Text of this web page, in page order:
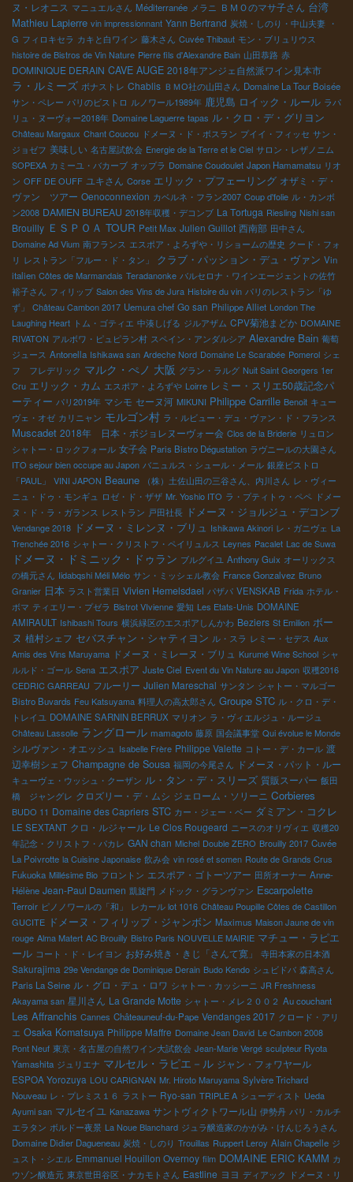
ヌ・レオニス マニュエルさん Méditerranée メラニ ＢＭＯのマサ子さん 台湾
Mathieu Lapierre vin impressionnant Yann Bertrand 炭焼・しのり・中山夫妻 ・
G フィロキセラ カキと白ワイン 藤木さん Cuvée Thibaut モン・ブリュリウス
histoire de Bistros de Vin Nature Pierre fils d'Alexandre Bain 山田恭路 赤
DOMINIQUE DERAIN CAVE AUGE 2018年アンジェ自然派ワイン見本市
ラ・ルミーズ ボナストレ Chablis ＢＭО社の山田さん Domaine La Tour Boisée
サン・ペレー パリのビストロ ルノワール1989年 鹿児島 ロイック・ルール ラパ
リュ・ヌーヴォー2018年 Domaine Laguerre tapas ル・クロ・デ・グリヨン
Château Margaux Chant Coucou ドメーヌ・ド・ボスラン プイイ・フィッセ サン・
ジョゼフ 美味しい 名古屋試飲会 Energie de la Terre et le Ciel サロン・レザノニム
SOPEXA カミーユ・バカーブ オップラ Domaine Coudoulet Japon Hamamatsu リオ
ン OFF DE OUFF ユキさん Corse エリック・プフェーリング オザミ・デ・
ヴァン ツアー Oenoconnexion カベルネ・フラン2007 Coup d'folie ル・カンボ
ン2008 DAMIEN BUREAU 2018年収穫・デコンブ La Tortuga Riesling Nishi san
Brouilly ＥＳＰＯＡ TOUR Petit Max Julien Guillot 西南部 田中さん
Domaine Ad Vium 南フランス エスポア・よろずや・リショームの歴史 クード・フォ
リ レストラン「フルー・ド・タン」 クラブ・パッション・デュ・ヴァン Vin
italien Côtes de Marmandais Teradanonke バルセロナ・ワインエージェントの佐竹
裕子さん フィリップ Salon des Vins de Jura Histoire du vin パリのレストラン「ゆ
ず」
Château Cambon 2017 Uemura chef Go san Philippe Alliet London The
Laughing Heart トム・ゴティエ 中湊しげる ジルアザム CPV菊池まどか DOMAINE
RIVATON アルボワ・ピュピラン村 スペイン・アンダルシア Alexandre Bain 葡萄
ジュース Antonella Ishikawa san Ardeche Nord Domaine Le Scarabée Pomerol シェ
フ フレデリック マルク・ぺノ 大阪 グラン・ラルグ Nuit Saint Georgers 1er
Cru エリック・カム エスポア・よろずや Loirre レミー・スリエ50歳記念パ
ーティー パリ2019年 マシモ セーヌ河 MIKUNI Philippe Carrille Benoit キュー
ヴェ・オゼ カリニャン モルゴン村 ラ・ルビュー・デュ・ヴァン・ド・フランス
Muscadet 2018年 日本・ボジョレヌーヴォー会 Clos de la Briderie リュロン
シャトー・ロックフォール 女子会 Paris Bistro Dégustation ラヴニールの大園さん
ITO sejour bien occupe au Japon バニュルス・シュール・メール 銀座ビストロ
「PAUL」
VINI JAPON Beaune （株）土佐山田の三谷さん、内川さん レ・ヴィー
ニュ・ドゥ・モンギュ ロゼ・ド・ザザ Mr. Yoshio ITO ラ・プティトゥ・ペペ ドメー
ヌ・ド・ラ・ガランス レストラン 戸田社長 ドメーヌ・ジョルジュ・デコンブ
Vendange 2018 ドメーヌ・ミレンヌ・ブリュ Ishikawa Akinori レ・ガニヴェ La
Trenchée 2016 シャトー・クリストフ・ペイリュルス Leynes Pacalet Lac de Suwa
ドメーヌ・ドミニック・ドゥラン ブルグイユ Anthony Guix オーリックス
の橋元さん Iidabqshi Méli Mélo サン・ミッシェル教会 France Gonzalvez Bruno
Granier 日本 ラスト営業日 Vivien Hemelsdael パザパ VENSKAB Frida ホテル・
ボマ ティエリー・プゼラ Bistrot VIvienne 愛知 Les Etats-Unis DOMAINE
AMIRAULT Ishibashi Tours 横浜緑区のエスポアしんかわ Beziers St Emilion ボー
ヌ 植村シェフ セバスチャン・シャティヨン ル・スラ レミー・セデス Aux
Amis des Vins Maruyama ドメーヌ・ミレーヌ・ブリュ Kurumé Wine School シャ
ルルド・ゴール Sena エスポア Juste Ciel Event du Vin Nature au Japon 収穫2016
CEDRIC GARREAU フルーリー Julien Mareschal サンタン シャトー・マルゴー
Bistro Buvards Feu Katsuyama 料理人の高太郎さん Groupe STC ル・クロ・デ・
トレイユ DOMAINE SARNIN BERRUX マリオン ラ・ヴィエルジュ・ルージュ
Château Lassolle ラングロール mamagoto 藤原 国会議事堂 Qui évolue le Monde
シルヴァン・オエッシュ Isabelle Frère Philippe Valette コトー・デ・カール 渡
辺幸樹シェフ Champagne de Sousa 福岡の今尾さん ドメーヌ・パット・ルー
キューヴェ・ウッシュ・クーザン ル・タン・デ・スリーズ 質販スーパー 飯田
橋 ジャングレ クロズリー・デ・ムシ ジェローム・ソリーニ Corbieres
BUDO 11 Domaine des Capriers STC カー・ジェー・ベー ダミアン・コクレ
LE SEXTANT クロ・ルジャール Le Clos Rougeard ニースのオリヴィエ 収穫20
年記念・クリストフ・パカレ GAN chan Michel Double ZERO Brouilly 2017 Cuvée
La Poivrotte la Cuisine Japonaise 飲み会 vin rosé et somen Route de Grands Crus
Fukuoka Millésime Bio フロントン エスポア・ゴトーツアー 田所オーナー Anne-
Hélène Jean-Paul Daumen 凱旋門 メドック・グランヴァン Escarpolette
Terroir ピノノワールの「和」 レカール lot 1016 Château Poupille Côtes de Castillon
GUCITE ドメーヌ・フィリップ・ジャンボン Maximus Maison Jaune de vin
rouge Alma Matert AC Brouilly Bistro Paris NOUVELLE MAIRIE マチュー・ラピエ
ール コート・ド・レイヨン お好み焼き・きじ「さんて寛」 寺田本家の日本酒
Sakurajima 29e Vendange de Dominique Derain Budo Kendo シュビドバ 森高さん
Paris La Seine ル・グロ・デュ・ロワ シャトー・カッシーニ JR Freshness
Akayama san 星川さん La Grande Motte シャトー・メレ２００２ Au couchant
Les Affranchis Cannes Châteauneuf-du-Pape Vendanges 2017 クロード・アリ
エ Osaka Komatsuya Philippe Maffre Domaine Jean David Le Cambon 2008
Pont Neuf 東京・名古屋の自然ワイン大試飲会 Jean-Marie Vergé sculpteur Ryota
Yamashita ジュリエナ マルセル・ラピエ－ル ジャン・フォワヤール
ESPOA Yorozuya LOU CARIGNAN Mr. Hiroto Maruyama Sylvère Trichard
Nouveau レ・プレミス１６ ラストー Ryo-san TRIPLE A シューディスト Ueda
Ayumi san マルセイユ Kanazawa サントヴィクトワール山 伊勢丹 パリ・カルチ
エラタン ボルドー夜景 La Noue Blanchard ジュラ醸造家のかがみ・けんじろうさん
Domaine Didier Dagueneau 炭焼・しのり Trouillas Ruppert Leroy Alain Chapelle ジ
ュスト・シエル Emmanuel Houillon Overnoy film DOMAINE ERIC KAMM カ
ウゾン醸造元 東京世田谷区・ナカモトさん Eastline ヨヨ ディアック
ドメーヌ・リ